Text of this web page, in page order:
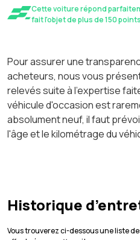
Cette voiture répond
fait l'objet de plus de 150
Pour assurer une
acheteurs, nous vous
relevés suite à l'expertise
véhicule d'occasion est
absolument neuf, il faut
l'âge et le kilométrage du
Historique
Vous trouverez ci-dessous une liste